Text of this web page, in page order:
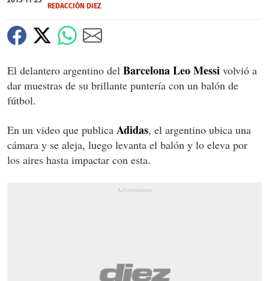
REDACCIÓN DIEZ
El delantero argentino del BarcelonaLeo Messi volvió a
dar muestras de su brillante puntería con un balón de
fútbol.
En un video que publica Adidas, el argentino ubica una
cámara y se aleja, luego levanta el balón y lo eleva por
los aires hasta impactar con esta.